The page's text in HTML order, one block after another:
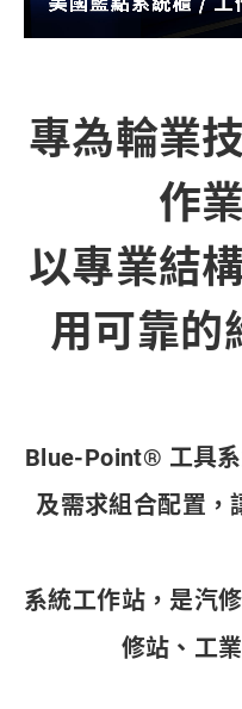
專為輪業
作
以專業結
用可靠的
Blue-Point® 工具
及需求組合配置，
系統工作站，是汽
修站、工業